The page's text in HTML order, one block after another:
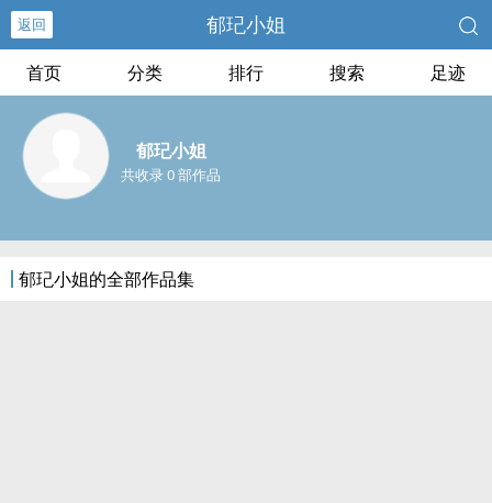
返回 郁玘小姐
首页 分类 排行 搜索 足迹
郁玘小姐
共收录 0 部作品
郁玘小姐的全部作品集